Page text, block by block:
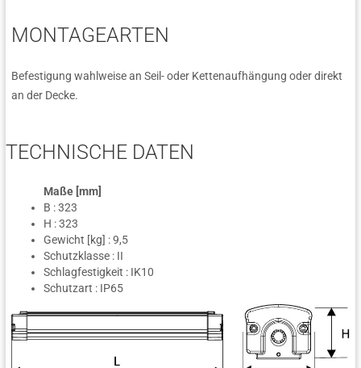
MONTAGEARTEN
Befestigung wahlweise an Seil- oder Kettenaufhängung oder direkt
an der Decke.
TECHNISCHE DATEN
Maße [mm]
B : 323
H : 323
Gewicht [kg] : 9,5
Schutzklasse : II
Schlagfestigkeit : IK10
Schutzart : IP65